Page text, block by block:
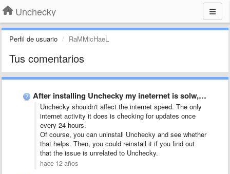
Unchecky
Perfil de usuario RaMMicHaeL
Tus comentarios
After installing Unchecky my ineternet is solw, whats going on? …
Unchecky shouldn't affect the internet speed. The only
internet activity it does is checking for updates once
every 24 hours.
Of course, you can uninstall Unchecky and see whether
that helps. Then, you could reinstall it if you find out
that the issue is unrelated to Unchecky.
hace 12 años